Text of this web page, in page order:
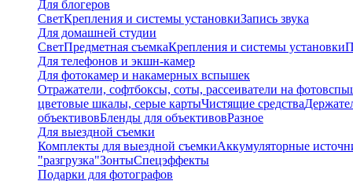
Для блогеров
СветКрепления и системы установкиЗапись звука
Для домашней студии
СветПредметная съемкаКрепления и системы установки
Для телефонов и экшн-камер
Для фотокамер и накамерных вспышек
Отражатели, софтбоксы, соты, рассеиватели на
цветовые шкалы, серые картыЧистящие средства
объективовБленды для объективовРазное
Для выездной съемки
Комплекты для выездной съемкиАккумуляторные
"разгрузка"ЗонтыСпецэффекты
Подарки для фотографов